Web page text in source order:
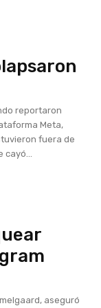
reportaron
Meta,
fuera de
cayó...
aseguró